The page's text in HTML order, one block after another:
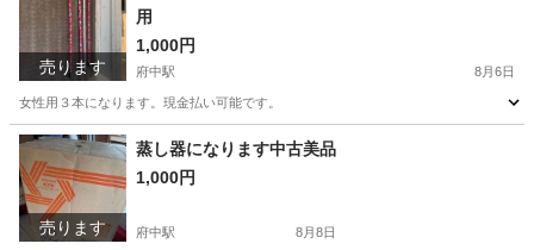
売ります
用
1,000円
府中駅 8月6日
女性用３本になります。現金払い可能です。
広島 府中市 府中駅 その他
売ります
蒸し器になります中古美品
1,000円
府中駅 8月8日